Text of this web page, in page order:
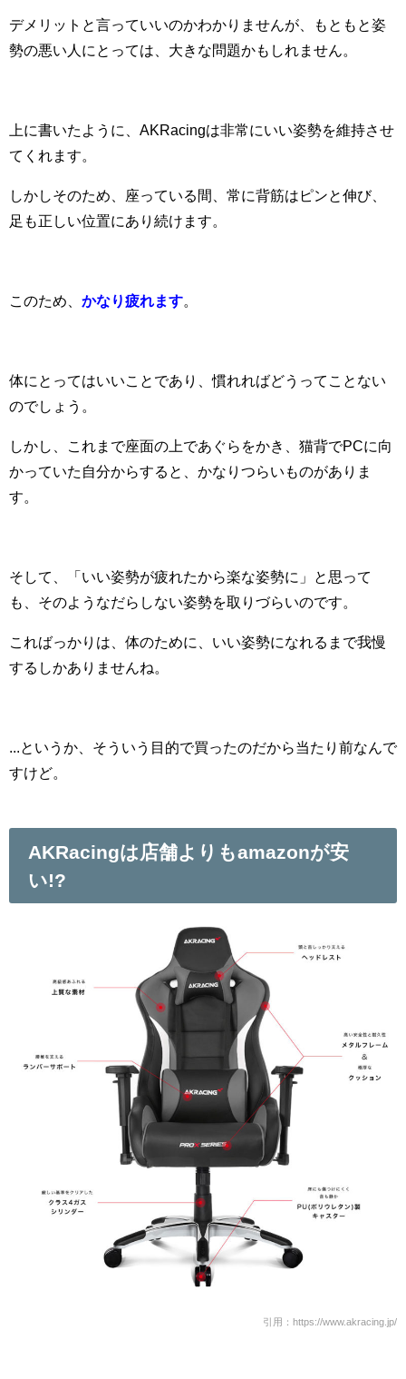
デメリットと言っていいのかわかりませんが、もともと姿
勢の悪い人にとっては、大きな問題かもしれません。
上に書いたように、AKRacingは非常にいい姿勢を維持させ
てくれます。
しかしそのため、座っている間、常に背筋はピンと伸び、
足も正しい位置にあり続けます。
このため、 かなり疲れます
体にとってはいいことであり、慣れればどうってことない
のでしょう。
しかし、これまで座面の上であぐらをかき、猫背でPCに向
かっていた自分からすると、かなりつらいものがありま
す。
そして、「いい姿勢が疲れたから楽な姿勢に」と思って
も、そのようなだらしない姿勢を取りづらいのです。
こればっかりは、体のために、いい姿勢になれるまで我慢
するしかありませんね。
...というか、そういう目的で買ったのだから当たり前なんで
すけど。
AKRacingは店舗よりもamazonが安
い!?
引用：https://www.akracing.jp/